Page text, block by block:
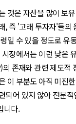
것은 자산을 많이 보
, 즉 '고래 투자자'들의
일 수 있을 정도로 유
장에서는 이런 낮은
존재와 관련 제도적
이 부분도 아직 미진
되어 있지 않아 전문
니다.